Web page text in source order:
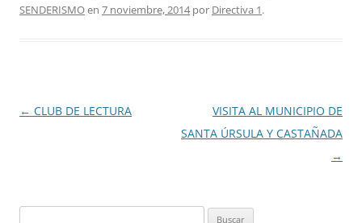
SENDERISMOen 7 noviembre, 2014por Directiva 1.
Navegación
← CLUB DE LECTURA
VISITA AL MUNICIPIO DE
SANTA ÚRSULA Y CASTAÑADA
→